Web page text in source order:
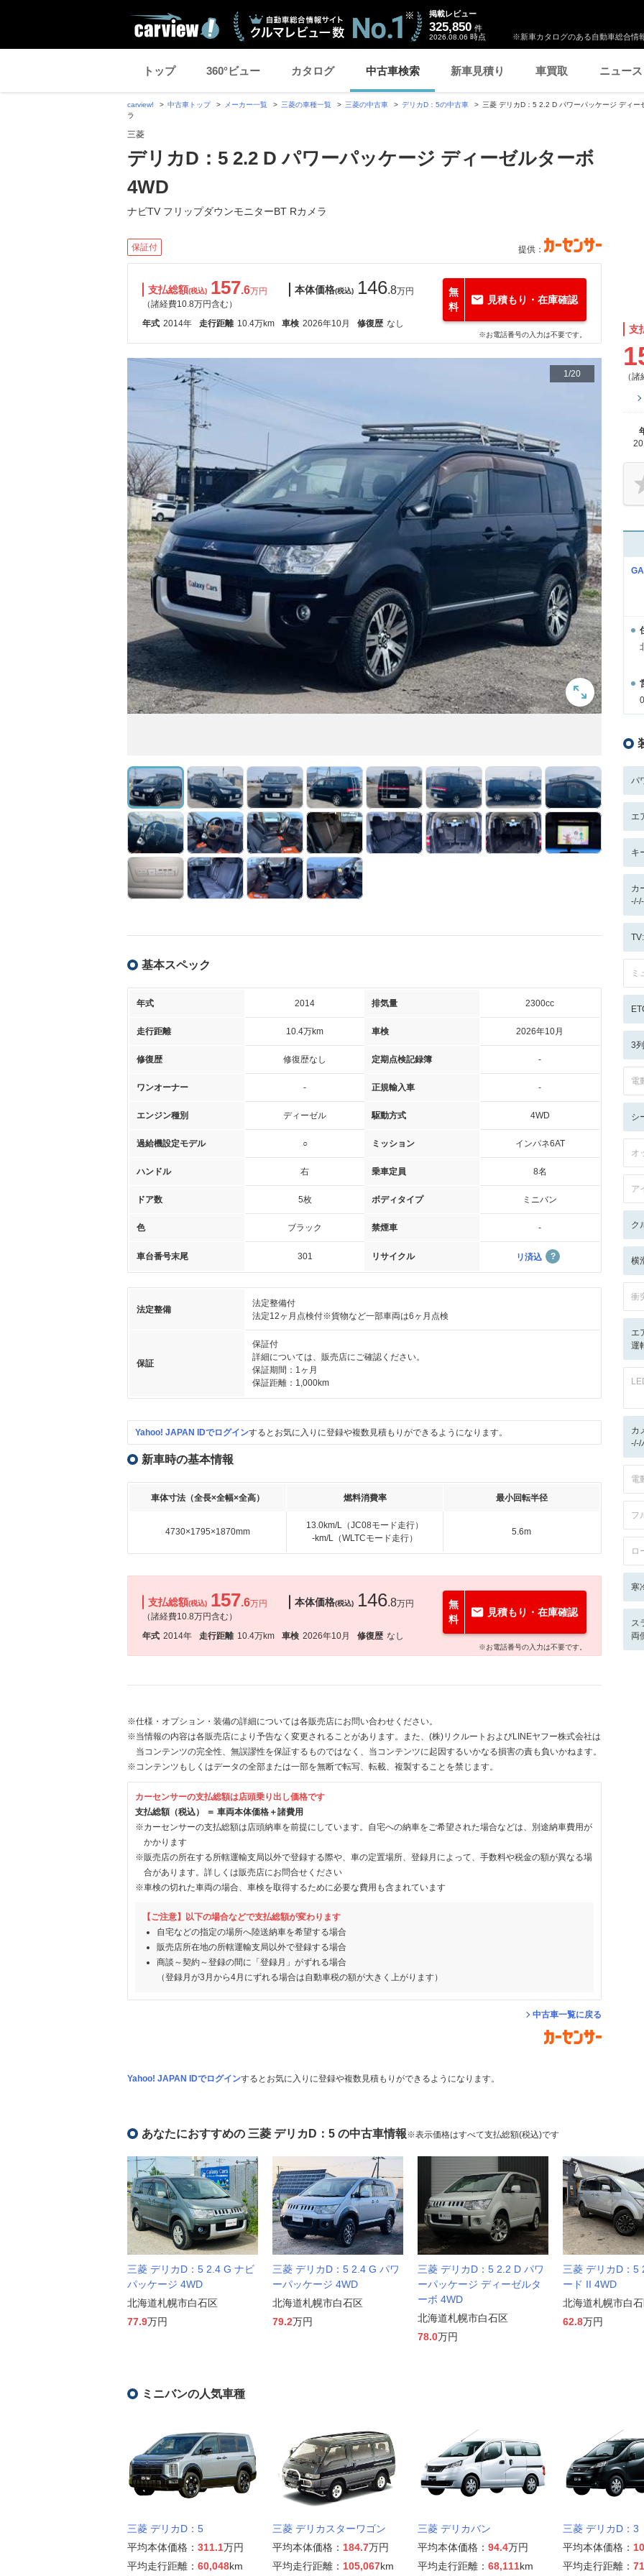
※新車カタログのある自動車総合情
掲載レビュー
325,850 件
2026.08.06 時点
トップ 360°ビュー カタログ 中古車検索 新車見積り 車買取 ニュース
carview! 中古車トップ メーカー一覧 三菱の車種一覧 三菱の中古車 デリカD：5の中古車
三菱 デリカD：5 2.2 D パワーパッケージ ディ
ラ
三菱
デリカD：5 2.2 D パワーパッケージ ディーゼルターボ
4WD
ナビTV フリップダウンモニターBT Rカメラ
保証付 提供：
支払総額(税込) 157.6万円
（諸経費10.8万円含む）
本体価格(税込) 146.8万円
年式 2014年 走行距離 10.4万km 車検 2026年10月 修復歴 なし
無
料
見積もり・在庫確認
※お電話番号の入力は不要です。
1/20
基本スペック
年式 2014 排気量 2300cc
走行距離 10.4万km 車検 2026年10月
修復歴 修復歴なし 定期点検記録簿 -
ワンオーナー - 正規輸入車 -
エンジン種別 ディーゼル 駆動方式 4WD
過給機設定モデル ○ ミッション インパネ6AT
ハンドル 右 乗車定員 8名
ドア数 5枚 ボディタイプ ミニバン
色 ブラック 禁煙車 -
車台番号末尾 301 リサイクル リ済込
法定整備
法定整備付
法定12ヶ月点検付※貨物など一部車両は6ヶ月点検
保証
保証付
詳細については、販売店にご確認ください。
保証期間：1ヶ月
保証距離：1,000km
Yahoo! JAPAN IDでログインするとお気に入りに登録や複数見積もりができるようになります。
新車時の基本情報
車体寸法（全長×全幅×全高） 燃料消費率 最小回転半径
4730×1795×1870mm
13.0km/L（JC08モード走行）
-km/L（WLTCモード走行）
5.6m
支払総額(税込) 157.6万円
（諸経費10.8万円含む）
本体価格(税込) 146.8万円
年式 2014年 走行距離 10.4万km 車検 2026年10月 修復歴 なし
無
料
見積もり・在庫確認
※お電話番号の入力は不要です。
※仕様・オプション・装備の詳細については各販売店にお問い合わせください。
※当情報の内容は各販売店により予告なく変更されることがあります。また、(株)リクルートおよびLINEヤフー株式会社は
当コンテンツの完全性、無誤謬性を保証するものではなく、当コンテンツに起因するいかなる損害の責も負いかねます。
※コンテンツもしくはデータの全部または一部を無断で転写、転載、複製することを禁じます。
カーセンサーの支払総額は店頭乗り出し価格です
支払総額（税込） ＝ 車両本体価格＋諸費用
※カーセンサーの支払総額は店頭納車を前提にしています。自宅への納車をご希望された場合などは、別途納車費用が
かかります
※販売店の所在する所轄運輸支局以外で登録する際や、車の定置場所、登録月によって、手数料や税金の額が異なる場
合があります。詳しくは販売店にお問合せください
※車検の切れた車両の場合、車検を取得するために必要な費用も含まれています
【ご注意】以下の場合などで支払総額が変わります
自宅などの指定の場所へ陸送納車を希望する場合
販売店所在地の所轄運輸支局以外で登録する場合
商談～契約～登録の間に「登録月」がずれる場合
（登録月が3月から4月にずれる場合は自動車税の額が大きく上がります）
中古車一覧に戻る
Yahoo! JAPAN IDでログインするとお気に入りに登録や複数見積もりができるようになります。
支
（
パ
エ
キ
カ
ミ
3
電
シ
オ
ア
ク
横
衝
エ
運
カ
-/-/
電
フ
ロ
寒
ス
両
あなたにおすすめの 三菱 デリカD：5 の中古車情報※表示価格はすべて支払総額(税込)です
三菱 デリカD：5 2.4 G ナビ
パッケージ 4WD
北海道札幌市白石区
77.9万円
三菱 デリカD：5 2.4 G パワ
ーパッケージ 4WD
北海道札幌市白石区
79.2万円
三菱 デリカD：5 2.2 D パワ
ーパッケージ ディーゼルタ
ーボ 4WD
北海道札幌市白石区
78.0万円
三菱 デリカD：5
ード II 4WD
北海道札幌市白
62.8万円
ミニバンの人気車種
三菱 デリカD：5
平均本体価格： 311.1万円
平均走行距離： 60,048km
三菱 デリカスターワゴン
平均本体価格： 184.7万円
平均走行距離： 105,067km
三菱 デリカバン
平均本体価格： 94.4万円
平均走行距離： 68,111km
三菱 デリカD：3
平均本体価格：
平均走行距離：